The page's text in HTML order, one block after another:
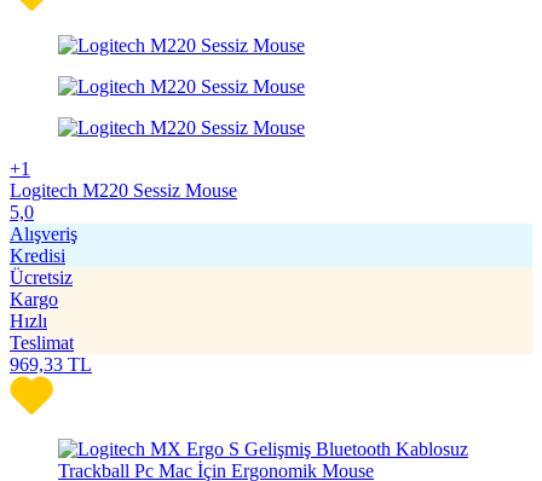
+1
Logitech M220 Sessiz Mouse
5,0
Alışveriş
Kredisi
Ücretsiz
Kargo
Hızlı
Teslimat
969,33 TL